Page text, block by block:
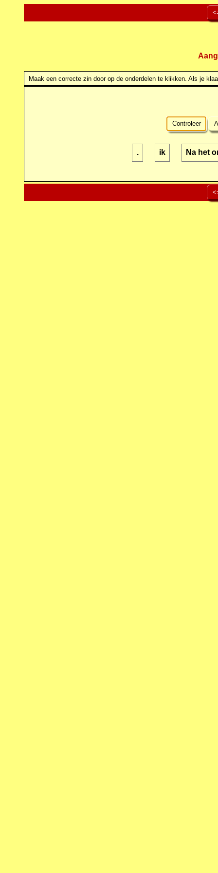
Maak een correcte zin door op de onderdelen te klikken. Als je
Controleer
. ik Na het